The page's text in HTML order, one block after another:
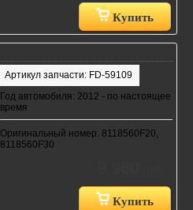
Купить
Артикул запчасти: FD-59109
Год автомобиля: 2012 - по настоящее
время
Оригинальный номер: 8118560F20,
8118560F30
Купить